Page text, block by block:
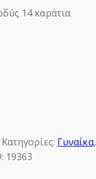
14 καράτια
Κατηγορίες: Γυναίκα,
19363